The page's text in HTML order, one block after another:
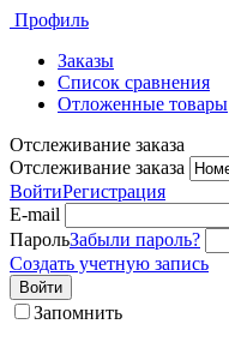
Профиль
Заказы
Список сравнения
Отложенные товары
Отслеживание заказа
Отслеживание заказа
ВойтиРегистрация
E-mail
ПарольЗабыли пароль?
Создать учетную запись
Войти
Запомнить